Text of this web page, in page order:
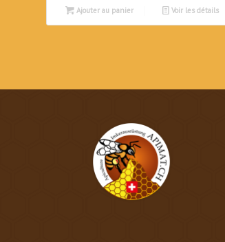
Ajouter au panier Voir les détails